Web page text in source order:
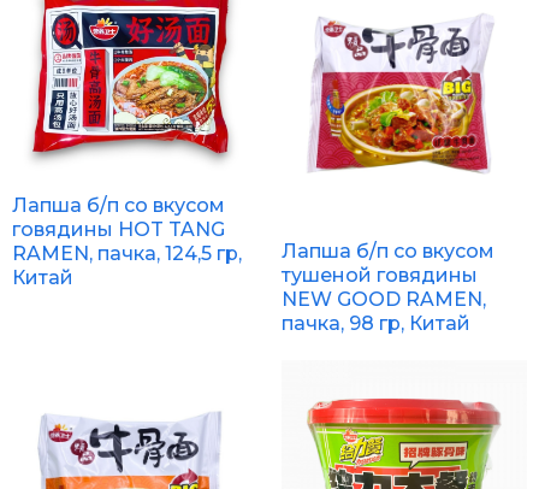
Лапша б/п со вкусом
говядины HOT TANG
RAMEN, пачка, 124,5 гр,
Китай
Лапша б/п со вкусом
тушеной говядины
NEW GOOD RAMEN,
пачка, 98 гр, Китай